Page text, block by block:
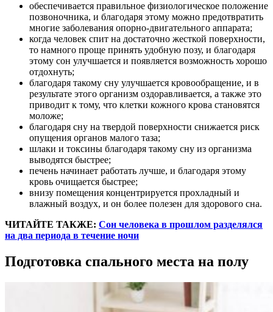
обеспечивается правильное физиологическое положение
позвоночника, и благодаря этому можно предотвратить
многие заболевания опорно-двигательного аппарата;
когда человек спит на достаточно жесткой поверхности,
то намного проще принять удобную позу, и благодаря
этому сон улучшается и появляется возможность хорошо
отдохнуть;
благодаря такому сну улучшается кровообращение, и в
результате этого организм оздоравливается, а также это
приводит к тому, что клетки кожного крова становятся
моложе;
благодаря сну на твердой поверхности снижается риск
опущения органов малого таза;
шлаки и токсины благодаря такому сну из организма
выводятся быстрее;
печень начинает работать лучше, и благодаря этому
кровь очищается быстрее;
внизу помещения концентрируется прохладный и
влажный воздух, и он более полезен для здорового сна.
ЧИТАЙТЕ ТАКЖЕ: Сон человека в прошлом разделялся
на два периода в течение ночи
Подготовка спального места на полу